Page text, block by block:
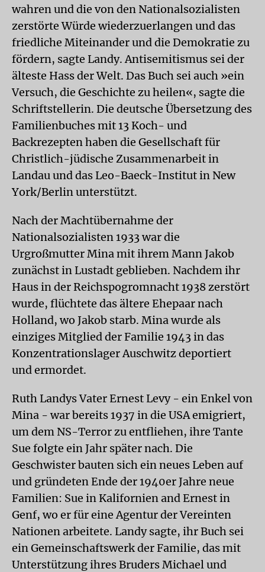
wahren und die von den Nationalsozialisten
zerstörte Würde wiederzuerlangen und das
friedliche Miteinander und die Demokratie zu
fördern, sagte Landy. Antisemitismus sei der
älteste Hass der Welt. Das Buch sei auch »ein
Versuch, die Geschichte zu heilen«, sagte die
Schriftstellerin. Die deutsche Übersetzung des
Familienbuches mit 13 Koch- und
Backrezepten haben die Gesellschaft für
Christlich-jüdische Zusammenarbeit in
Landau und das Leo-Baeck-Institut in New
York/Berlin unterstützt.
Nach der Machtübernahme der
Nationalsozialisten 1933 war die
Urgroßmutter Mina mit ihrem Mann Jakob
zunächst in Lustadt geblieben. Nachdem ihr
Haus in der Reichspogromnacht 1938 zerstört
wurde, flüchtete das ältere Ehepaar nach
Holland, wo Jakob starb. Mina wurde als
einziges Mitglied der Familie 1943 in das
Konzentrationslager Auschwitz deportiert
und ermordet.
Ruth Landys Vater Ernest Levy - ein Enkel von
Mina - war bereits 1937 in die USA emigriert,
um dem NS-Terror zu entfliehen, ihre Tante
Sue folgte ein Jahr später nach. Die
Geschwister bauten sich ein neues Leben auf
und gründeten Ende der 1940er Jahre neue
Familien: Sue in Kalifornien and Ernest in
Genf, wo er für eine Agentur der Vereinten
Nationen arbeitete. Landy sagte, ihr Buch sei
ein Gemeinschaftswerk der Familie, das mit
Unterstützung ihres Bruders Michael und